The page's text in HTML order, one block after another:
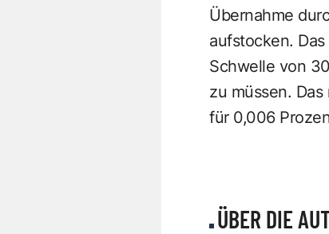
Übernahme
aufstocken.
Schwelle von
zu müssen.
für 0,006
ÜBER DIE